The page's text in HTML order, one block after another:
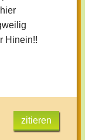
Hinein!!
zitieren